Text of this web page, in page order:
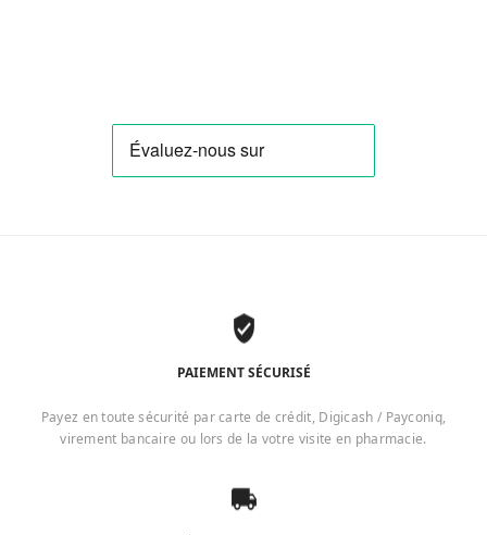
PAIEMENT SÉCURISÉ
Payez en toute sécurité par carte de crédit, Digicash / Payconiq,
virement bancaire ou lors de la votre visite en pharmacie.